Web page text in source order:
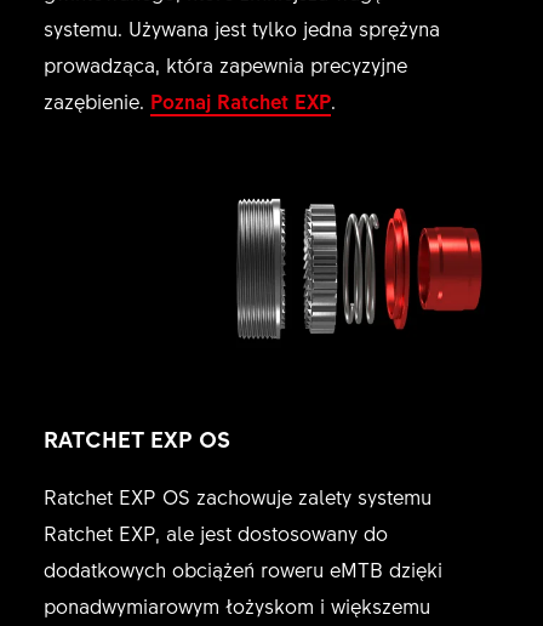
systemu. Używana jest tylko jedna sprężyna
prowadząca, która zapewnia precyzyjne
zazębienie. Poznaj Ratchet EXP.
RATCHET EXP OS
Ratchet EXP OS zachowuje zalety systemu
Ratchet EXP, ale jest dostosowany do
dodatkowych obciążeń roweru eMTB dzięki
ponadwymiarowym łożyskom i większemu